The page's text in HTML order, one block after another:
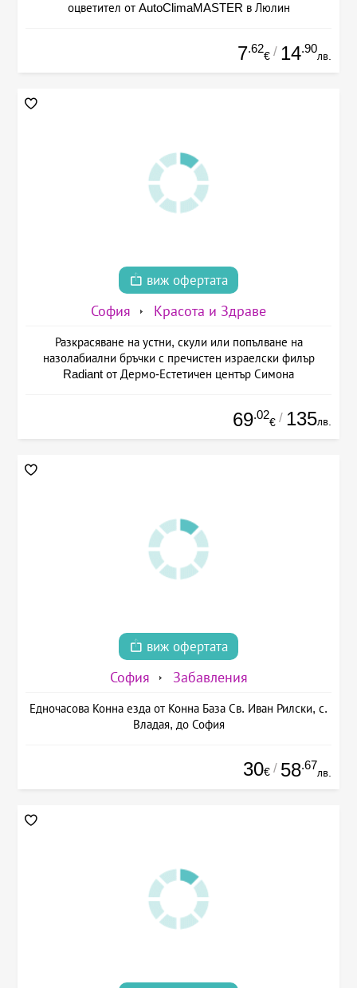
оцветител от AutoClimaMASTER в Люлин
7.62
€ / 14.90
лв.
виж офертата
София Красота и Здраве
Разкрасяване на устни, скули или попълване на
назолабиални бръчки с пречистен израелски филър
Radiant от Дермо-Естетичен център Симона
69.02
€ / 135лв.
виж офертата
София Забавления
Едночасова Конна езда от Конна База Св. Иван Рилски, с.
Владая, до София
30€ / 58.67
лв.